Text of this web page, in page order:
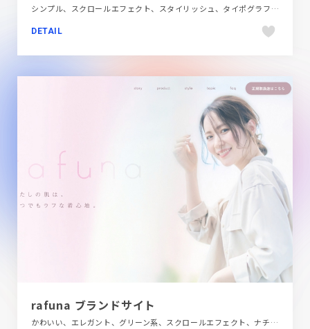
シンプル、スクロールエフェクト、スタイリッシュ、タイポグラフィー、ナチュラル、ブランド・サービスサイト、ホワイト系、モーション多め、動画が流れる、大きめ写真、飲料・食品
DETAIL
rafuna ブランドサイト
かわいい、エレガント、グリーン系、スクロールエフェクト、ナチュラル、パープル系、ピンク系、ファッション・ビューティー、ブランド・サービスサイト、ブルー系、ベージュ・ゴールド系、ホワイト系、大きめ写真